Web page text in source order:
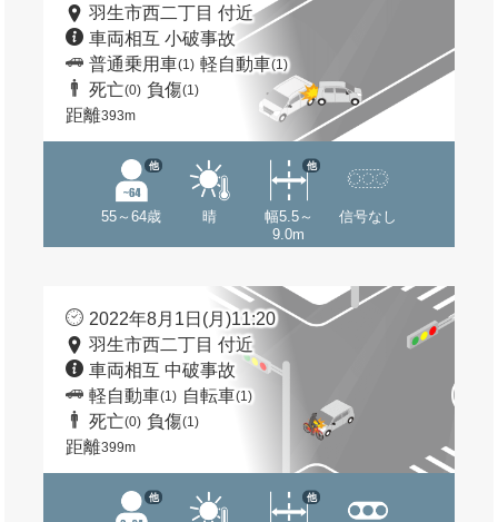
羽生市西二丁目 付近
車両相互 小破事故
普通乗用車(1) 軽自動車(1)
死亡(0) 負傷(1)
距離393m
55～64歳
他
晴
幅5.5～
9.0m
他
信号なし
2022年8月1日(月)11:20
羽生市西二丁目 付近
車両相互 中破事故
軽自動車(1) 自転車(1)
死亡(0) 負傷(1)
距離399m
他 他